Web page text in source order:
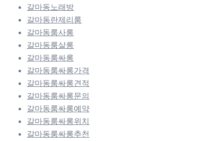
갈마동노래방
갈마동란제리룸
갈마동룸사롱
갈마동룸살롱
갈마동룸싸롱
갈마동룸싸롱가격
갈마동룸싸롱견적
갈마동룸싸롱문의
갈마동룸싸롱예약
갈마동룸싸롱위치
갈마동룸싸롱추천